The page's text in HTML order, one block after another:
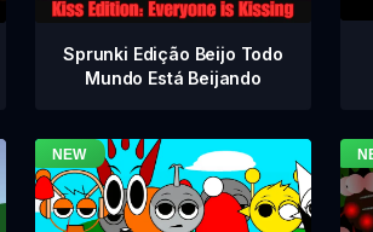
Sprunki Edição Beijo Todo
Mundo Está Beijando